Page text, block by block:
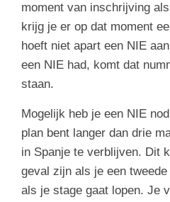
moment van inschrijving als
krijg je er op dat moment
hoeft niet apart een NIE
een NIE had, komt dat
staan.
Mogelijk heb je een NIE
plan bent langer dan drie
in Spanje te verblijven. Dit
geval zijn als je een
als je stage gaat lopen. Je